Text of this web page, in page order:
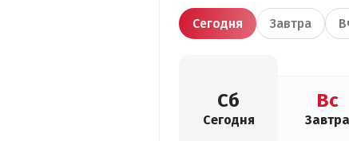
Сегодня Завтра
Сб
Сегодня
Вс
Завтра